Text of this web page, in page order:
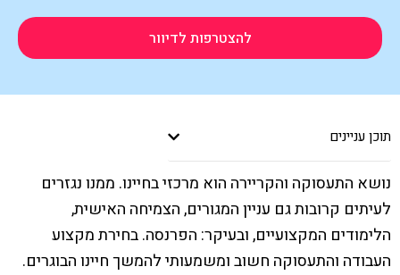
להצטרפות לדיוור
תוכן עניינים
נושא התעסוקה והקריירה הוא מרכזי בחיינו. ממנו נגזרים
לעיתים קרובות גם עניין המגורים, הצמיחה האישית,
הלימודים המקצועיים, ובעיקר: הפרנסה. בחירת מקצוע
העבודה והתעסוקה חשוב ומשמעותי להמשך חיינו הבוגרים.